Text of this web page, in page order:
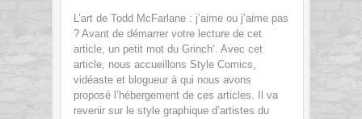
L’art de Todd McFarlane : j’aime ou j’aime pas
? Avant de démarrer votre lecture de cet
article, un petit mot du Grinch‘. Avec cet
article, nous accueillons Style Comics,
vidéaste et blogueur à qui nous avons
proposé l’hébergement de ces articles. Il va
revenir sur le style graphique d’artistes du